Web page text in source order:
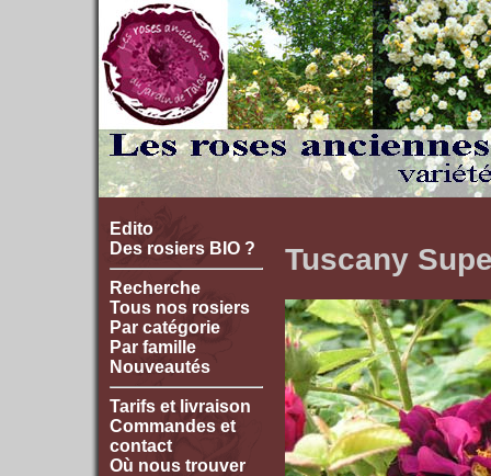
Edito
Des rosiers BIO ?
Recherche
Tous nos rosiers
Par catégorie
Par famille
Nouveautés
Tarifs et livraison
Commandes et
contact
Où nous trouver
Tuscany